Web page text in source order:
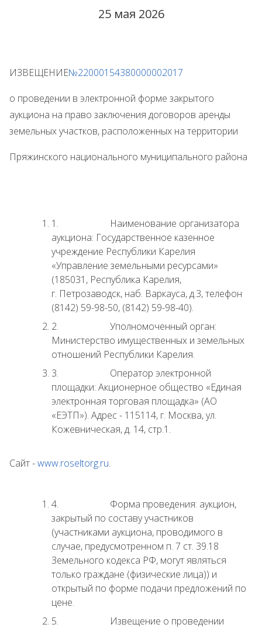
25 мая 2026
ИЗВЕЩЕНИЕ№22000154380000002017
о проведении в электронной форме закрытого
аукциона на право заключения договоров аренды
земельных участков, расположенных на территории
Пряжинского национального муниципального района
1. Наименование организатора
аукциона: Государственное казенное
учреждение Республики Карелия
«Управление земельными ресурсами»
(185031, Республика Карелия,
г. Петрозаводск, наб. Варкауса, д.3, телефон
(8142) 59-98-50, (8142) 59-98-40).
2. Уполномоченный орган:
Министерство имущественных и земельных
отношений Республики Карелия.
3. Оператор электронной
площадки: Акционерное общество «Единая
электронная торговая площадка» (АО
«ЕЭТП»). Адрес - 115114, г. Москва, ул.
Кожевническая, д. 14, стр.1.
Сайт -www.roseltorg.ru.
4. Форма проведения: аукцион,
закрытый по составу участников
(участниками аукциона, проводимого в
случае, предусмотренном п. 7 ст. 39.18
Земельного кодекса РФ, могут являться
только граждане (физические лица)) и
открытый по форме подачи предложений по
цене.
5. Извещение о проведении